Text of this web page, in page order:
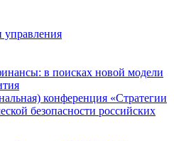
управления
в поисках новой модели
конференция «Стратегии
безопасности российских